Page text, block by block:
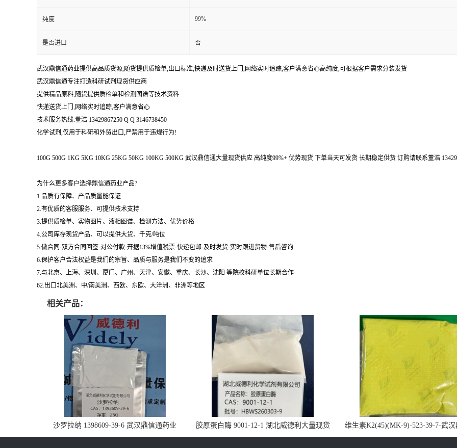
纯度 99%
是否进口 否
武汉鼎信通药业提供高品质货源,随货提供质检单,出口标准,快递及时送货上门,网络实时追踪,客户满意省心高纯度,可根据客户需求分装发货
武汉鼎信通专注打造科研试剂现货供应商
提供精品原料,随货提供质检单和检测图谱等技术资料
快递送货上门,网络实时追踪,客户满意省心
技术服务热线:董浩 13429867250 Q Q 3146738450
化学试剂,仅用于科研和外贸出口,严禁用于违规行为!
100G 500G 1KG 5KG 10KG 25KG 50KG 100KG 500KG 武汉鼎信通大量现货供应 高纯度99%+ 优势现货 下单当天可发货 长期稳定供货 订购请联系董浩
为什么更多客户选择鼎信通药业产品?
1.品质有保障、产品质量能保证
2.有优质的客服服务、可提供技术支持
3.提供质检单、实物图片、液相图谱、检测方法、优势价格
4.公司库存现货产品、可以提供大货、千克/吨位
5.做合同-双方合同回签-对公付款-开据13%增值税票-快递包邮-及时发货-实时跟进货物-售后咨询
6.保护客户合法权益是我们的宗旨、品质与服务是我们不变的追求
7.与北京、上海、深圳、厦门、广州、天津、安徽、重庆、长沙、沈阳 等院校科研单位长期合作
62.出口北美洲、中/南美洲、西欧、东欧、大洋洲、非洲等地区
相关产品：
沙罗拉纳 1398609-39-6 武汉鼎信通药业
胶原蛋白酶 9001-12-1 湖北威德利大量现货
供应
维生素K2(45)(MK-9)-523-39-7-武汉
药业大量现货供应